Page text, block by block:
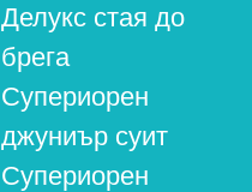
Делукс стая до
брега
Супериорен
джуниър суит
Супериорен